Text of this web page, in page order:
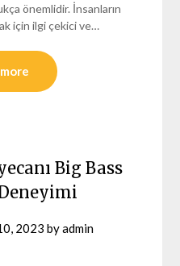
önemlidir. İnsanların
için ilgi çekici ve…
Big Bass
2023 byadmin